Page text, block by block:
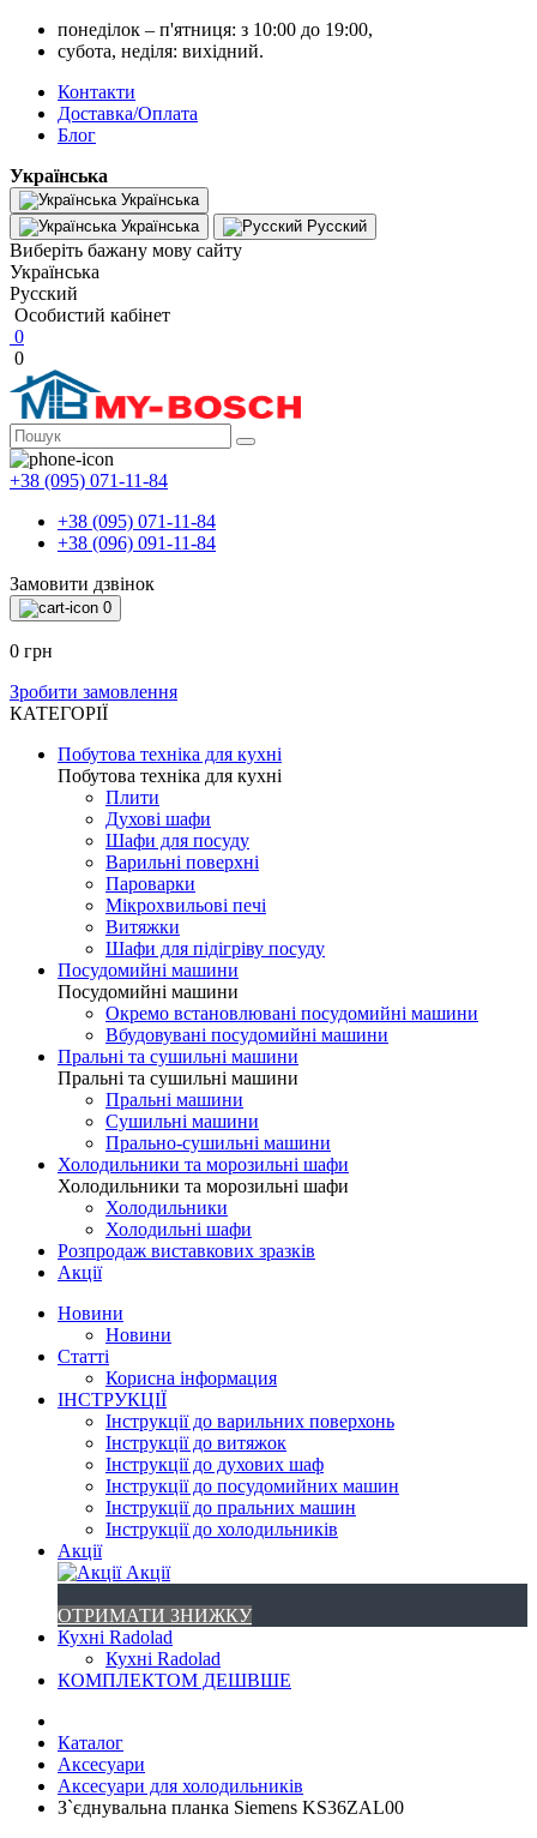
понеділок – п'ятниця: з 10:00 до 19:00,
субота, неділя: вихідний.
Контакти
Доставка/Оплата
Блог
Українська
Українська
Українська
Русский
Виберіть бажану мову сайту
Українська
Русский
Особистий кабінет
0
0
+38 (095) 071-11-84
+38 (095) 071-11-84
+38 (096) 091-11-84
Замовити дзвінок
0
0 грн
Зробити замовлення
КАТЕГОРІЇ
Побутова техніка для кухні
Побутова техніка для кухні
Плити
Духові шафи
Шафи для посуду
Варильні поверхні
Пароварки
Мікрохвильові печі
Витяжки
Шафи для підігріву посуду
Посудомийні машини
Посудомийні машини
Окремо встановлювані посудомийні машини
Вбудовувані посудомийні машини
Пральні та сушильні машини
Пральні та сушильні машини
Пральні машини
Сушильні машини
Прально-сушильні машини
Холодильники та морозильні шафи
Холодильники та морозильні шафи
Холодильники
Холодильні шафи
Розпродаж виставкових зразків
Акції
Новини
Новини
Статті
Корисна інформация
ІНСТРУКЦІЇ
Інструкції до варильних поверхонь
Інструкції до витяжок
Інструкції до духових шаф
Інструкції до посудомийних машин
Інструкції до пральних машин
Інструкції до холодильників
Акції
Акції
ОТРИМАТИ ЗНИЖКУ
Кухні Radolad
Кухні Radolad
КОМПЛЕКТОМ ДЕШВШЕ
Каталог
Аксесуари
Аксесуари для холодильників
З`єднувальна планка Siemens KS36ZAL00